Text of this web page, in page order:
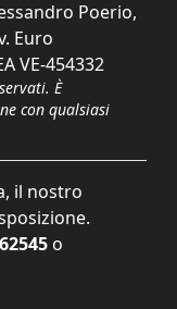
Poerio,
Euro
VE-454332
È
con qualsiasi
il nostro
o